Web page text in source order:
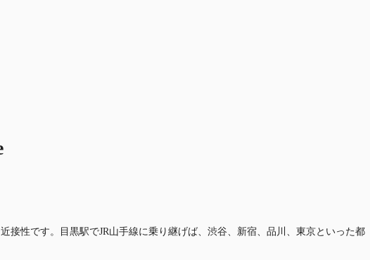
性です。目黒駅でJR山手線に乗り継げば、渋谷、新宿、品川、東京といった都